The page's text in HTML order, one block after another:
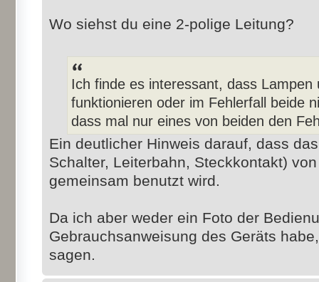
Wo siehst du eine 2-polige Leitung?
Ich finde es interessant, dass Lampen
funktionieren oder im Fehlerfall beide
dass mal nur eines von beiden den
Ein deutlicher Hinweis darauf, dass
Schalter, Leiterbahn, Steckkontakt)
gemeinsam benutzt wird.
Da ich aber weder ein Foto der
Gebrauchsanweisung des Geräts
sagen.